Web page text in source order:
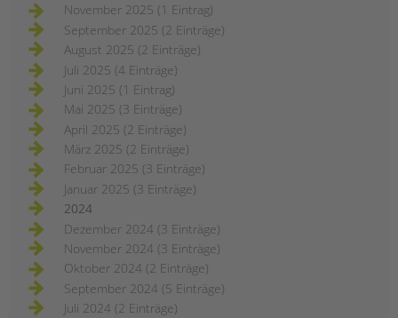
weiterlesenmädchenarbeit
an
der
adolf-
reichwein-
schule
November 2025 (1 Eintrag)
September 2025 (2 Einträge)
August 2025 (2 Einträge)
Juli 2025 (4 Einträge)
Juni 2025 (1 Eintrag)
Mai 2025 (3 Einträge)
April 2025 (2 Einträge)
März 2025 (2 Einträge)
Februar 2025 (3 Einträge)
Januar 2025 (3 Einträge)
2024
Dezember 2024 (3 Einträge)
November 2024 (3 Einträge)
Oktober 2024 (2 Einträge)
September 2024 (5 Einträge)
Juli 2024 (2 Einträge)